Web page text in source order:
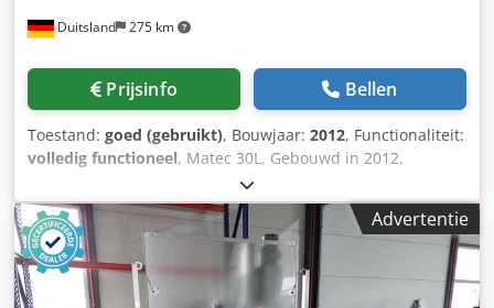
Duitsland 275 km
Prijsinfo Bellen
Toestand: goed (gebruikt), Bouwjaar: 2012, Functionaliteit:
volledig functioneel, Matec 30L, Gebouwd in 2012,
Besturing Heidenhain iTNC 530, Reis X/Y/Z1300/600/700
mm, Spiltoerental tot 12.000 tpm, Opname HSK 63 - A,
elektrisch handwiel, IKZ 20-maat, Papieren bandfilter, WO
80 keer, Volledig gevoerde werkruimte, Jij. meetsystemen,
spaantransportband, Dcjdpfxezlc Hne Apwjk Balg met
stalen lamellen, 3D-meetsonde, Lasermeetapparaat,
Advertentie